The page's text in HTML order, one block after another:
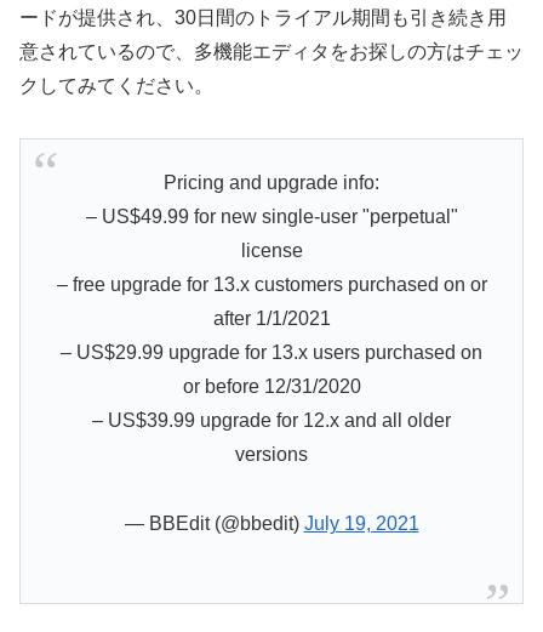
ードが提供され、30日間のトライアル期間も引き続き用
意されているので、多機能エディタをお探しの方はチェッ
クしてみてください。
Pricing and upgrade info:
– US$49.99 for new single-user "perpetual"
license
– free upgrade for 13.x customers purchased on or
after 1/1/2021
– US$29.99 upgrade for 13.x users purchased on
or before 12/31/2020
– US$39.99 upgrade for 12.x and all older
versions
— BBEdit (@bbedit) July 19, 2021